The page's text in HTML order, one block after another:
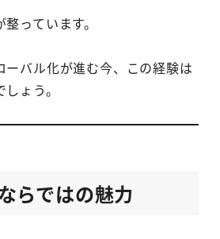
っています。
ーバル化が進む今、この経験は
ょう。
らではの魅力